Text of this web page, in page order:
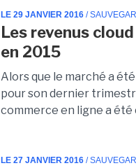
LE 29 JANVIER 2016 /
Les revenus
en 2015
Alors que le marché a
pour son dernier
commerce en ligne a
LE 27 JANVIER 2016 /